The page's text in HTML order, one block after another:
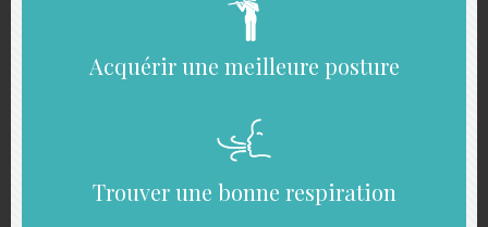
Apprendre la flûte
traversière en
autodidacte
Acquérir une meilleure posture
Trouver une bonne respiration